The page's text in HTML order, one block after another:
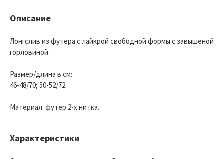
Описание
Лонгслив из футера с лайкрой свободной формы с завышеной
горловиной.
Размер/длина в см:
46-48/70; 50-52/72.
Материал: футер 2-х нитка.
Характеристики